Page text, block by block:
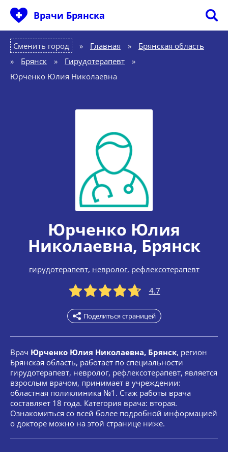
Врачи Брянска
Сменить город Главная »
Брянская область
»
Брянск » Гирудотерапевт
»
Юрченко Юлия Николаевна
Юрченко Юлия
Николаевна, Брянск
гирудотерапевт, невролог, рефлексотерапевт
4.7
Поделиться страницей
Врач Юрченко Юлия Николаевна, Брянск, регион
Брянская область, работает по специальности
гирудотерапевт, невролог, рефлексотерапевт, является
взрослым врачом, принимает в учреждении:
областная поликлиника №1. Стаж работы врача
составляет 18 года. Категория врача: вторая.
Ознакомиться со всей более подробной информацией
о докторе можно на этой странице ниже.